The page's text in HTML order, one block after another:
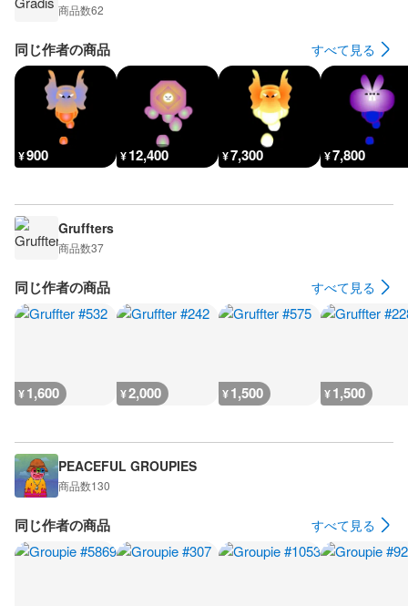
商品数62
同じ作者の商品 すべて見る
¥900 ¥12,400 ¥7,300 ¥7,800
Gruffters
商品数37
同じ作者の商品 すべて見る
¥1,600 ¥2,000 ¥1,500 ¥1,500
PEACEFUL GROUPIES
商品数130
同じ作者の商品 すべて見る